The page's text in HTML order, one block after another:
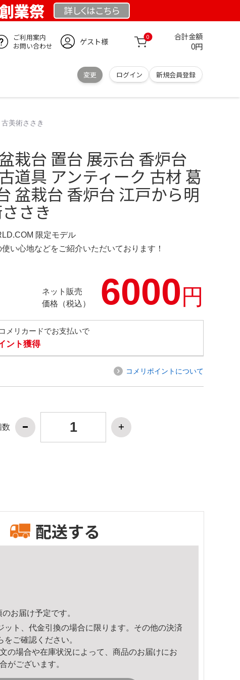
業祭 詳しくはこちら
ご利用案内
お問い合わせ
ゲスト様 0 合計金額
0円
変更 ログイン 新規会員登録
美術ささき
栽台 置台 展示台 香炉台
道具 アンティーク 古材 葛
盆栽台 香炉台 江戸から明
さき
限定モデル
い心地などをご紹介いただいております！
ネット販売
価格（税込）
6000円
メリカードでお支払いで
ント獲得
コメリポイントについて
数
配送する
お届け予定です。
ット、代金引換の場合に限ります。その他の決済
をご確認ください。
の場合や在庫状況によって、商品のお届けにお
がございます。